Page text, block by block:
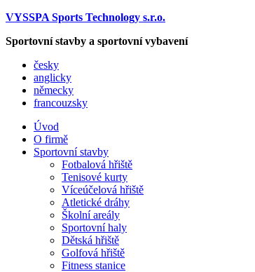
VYSSPA Sports Technology s.r.o.
Sportovní stavby a sportovní vybavení
česky
anglicky
německy
francouzsky
Úvod
O firmě
Sportovní stavby
Fotbalová hřiště
Tenisové kurty
Víceúčelová hřiště
Atletické dráhy
Školní areály
Sportovní haly
Dětská hřiště
Golfová hřiště
Fitness stanice